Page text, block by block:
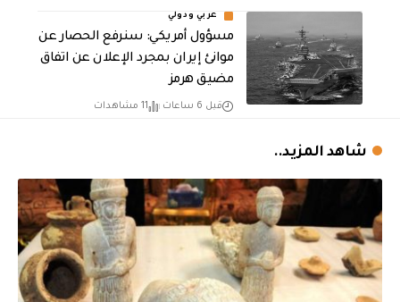
عربي ودولي
مسؤول أمريكي: سنرفع الحصار عن
موانئ إيران بمجرد الإعلان عن اتفاق
مضيق هرمز
قبل 6 ساعات 11 مشاهدات
شاهد المزيد..